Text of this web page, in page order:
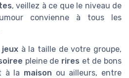
, veillez à ce que le niveau de
convienne à tous les
jeuxà la taille de votre groupe,
pleine de rires et de bons
à la maison ou ailleurs, entre